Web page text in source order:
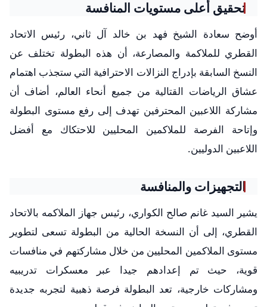
تحقيق أعلى مستويات المنافسة
أوضح سعادة الشيخ فهد بن خالد آل ثاني، رئيس الاتحاد
القطري للملاكمة والمصارعة، أن هذه البطولة تختلف عن
النسخ السابقة بإدراج النزالات الاحترافية التي ستجذب اهتمام
عشاق الرياضات القتالية من جميع أنحاء العالم، أضاف أن
مشاركة اللاعبين المحترفين تهدف إلى رفع مستوى البطولة
وإتاحة الفرصة للملاكمين المحليين للاحتكاك مع أفضل
اللاعبين الدوليين.
التجهيزات والمنافسة
يشير السيد غانم صالح الكواري، رئيس جهاز الملاكمه بالاتحاد
القطري، إلى أن النسخة الحالية من البطولة تسعى لتطوير
مستوى الملاكمين المحليين من خلال مشاركتهم في منافسات
قوية، حيث تم إعدادهم جيدا عبر معسكرات تدريبيه
ومشاركات خارجية، تعد البطولة فرصة ذهبية لتجربه جديدة